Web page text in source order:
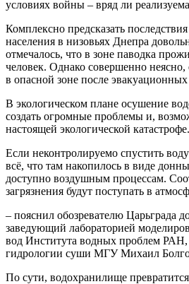
условиях войны – вряд ли
Комплексно предсказать
населения в низовьях Днепра
отмечалось, что в зоне паводка
человек. Однако совершенно неясно,
в опасной зоне после
В экологическом плане осушение
создать огромные проблемы и,
настоящей экологической катастрофе.
Если неконтролируемо спустить
всё, что там накопилось в виде
доступно воздушным процессам.
загрязнения будут поступать в
– пояснил обозревателю Царьграда
заведующий лабораторией
вод Института водных проблем
гидрологии суши МГУ Михаил
По сути, водохранилище